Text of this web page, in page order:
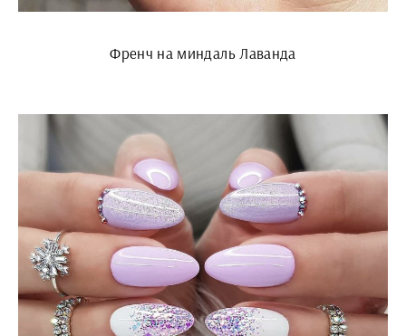
Френч на миндаль Лаванда